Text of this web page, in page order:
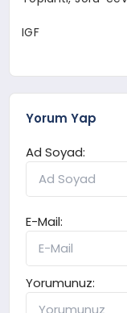
IGF
Yorum Yap
Ad Soyad:
E-Mail:
Yorumunuz: